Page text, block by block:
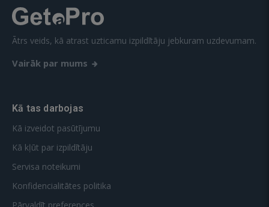
Ātrs veids, kā atrast uzticamu izpildītāju jebkuram uzdevumam.
Vairāk par mums
Kā tas darbojas
Kā izveidot pasūtījumu
Kā kļūt par izpildītāju
Servisa noteikumi
Konfidencialitātes politika